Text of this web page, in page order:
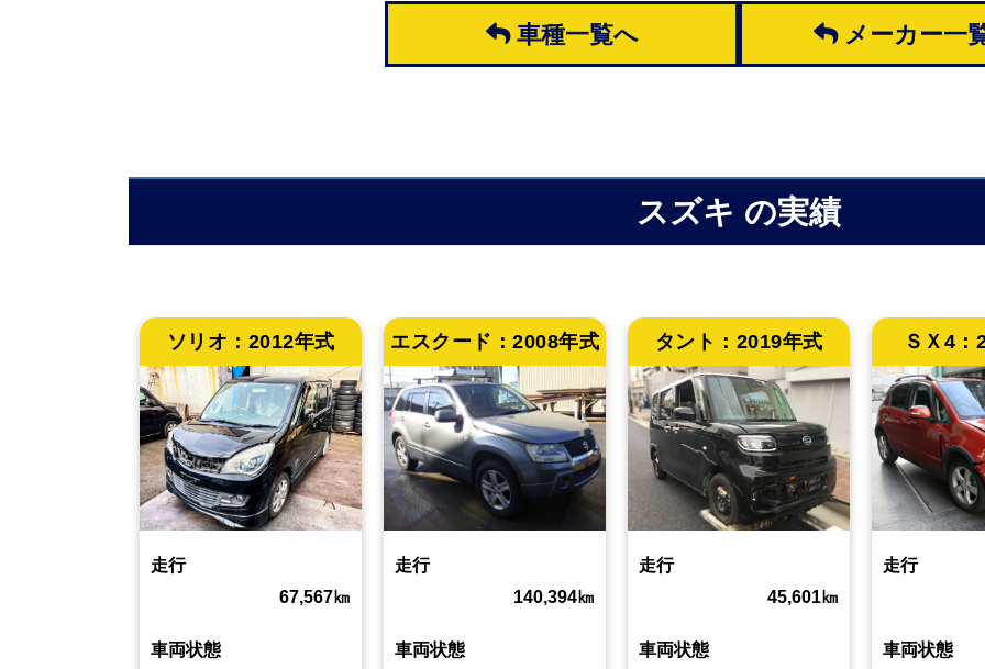
車種一覧へ メーカー一
スズキ の実績
ソリオ： 2012年式
走行
67,567㎞
車両状態
エスクード： 2008年式
走行
140,394㎞
車両状態
タント： 2019年式
走行
45,601㎞
車両状態
ＳＸ4：
走行
車両状態